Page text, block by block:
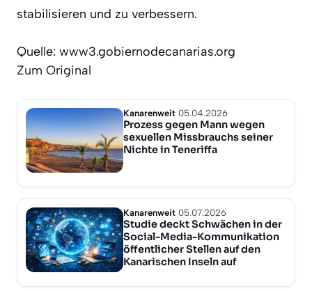
stabilisieren und zu verbessern.
Quelle: www3.gobiernodecanarias.org
Zum Original
Kanarenweit 05.04.2026
Prozess gegen Mann wegen
sexuellen Missbrauchs seiner
Nichte in Teneriffa
Kanarenweit 05.07.2026
Studie deckt Schwächen in der
Social-Media-Kommunikation
öffentlicher Stellen auf den
Kanarischen Inseln auf